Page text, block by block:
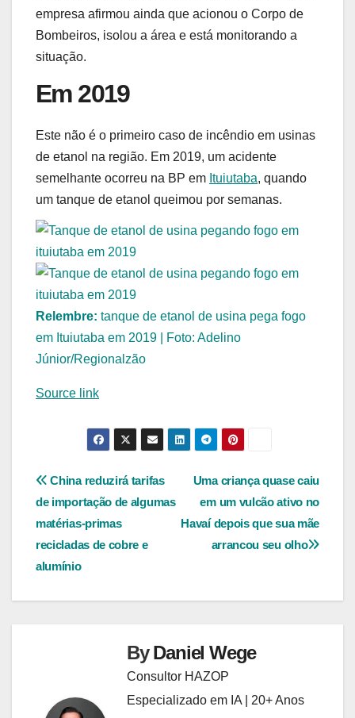
empresa afirmou ainda que acionou o Corpo de
Bombeiros, isolou a área e está monitorando a
situação.
Em 2019
Este não é o primeiro caso de incêndio em usinas
de etanol na região. Em 2019, um acidente
semelhante ocorreu na BP em Ituiutaba, quando
um tanque de etanol queimou por semanas.
Relembre: tanque de etanol de usina pega fogo
em Ituiutaba em 2019 | Foto: Adelino
Júnior/Regionalzão
Source link
Navegação
de
Post
Uma criança quase caiu
em um vulcão ativo no
Havaí depois que sua mãe
arrancou seu olho
China reduzirá tarifas
de importação de algumas
matérias-primas
recicladas de cobre e
alumínio
ByDaniel Wege
Consultor HAZOP
Especializado em IA | 20+ Anos